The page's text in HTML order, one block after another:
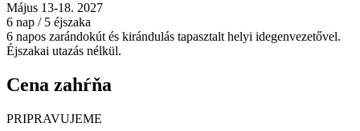
Május 13-18. 2027
6 nap / 5 éjszaka
6 napos zarándokút és kirándulás tapasztalt helyi idegenvezetővel.
Éjszakai utazás nélkül.
Cena zahŕňa
PRIPRAVUJEME